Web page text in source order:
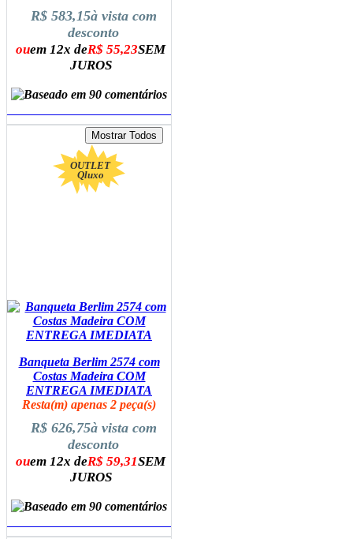
R$ 583,15à vista com
desconto
ouem 12x deR$ 55,23SEM
JUROS
OUTLET
Qluxo
Banqueta Berlim 2574 com
Costas Madeira COM
ENTREGA IMEDIATA
Resta(m) apenas 2 peça(s)
R$ 626,75à vista com
desconto
ouem 12x deR$ 59,31SEM
JUROS